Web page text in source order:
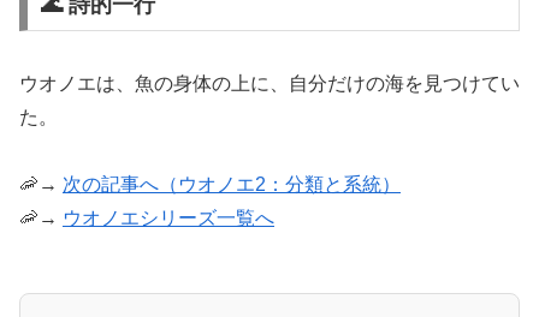
ウオノエは、魚の身体の上に、自分だけの海を見つけてい
た。
🦐→ 次の記事へ（ウオノエ2：分類と系統）
🦐→ ウオノエシリーズ一覧へ